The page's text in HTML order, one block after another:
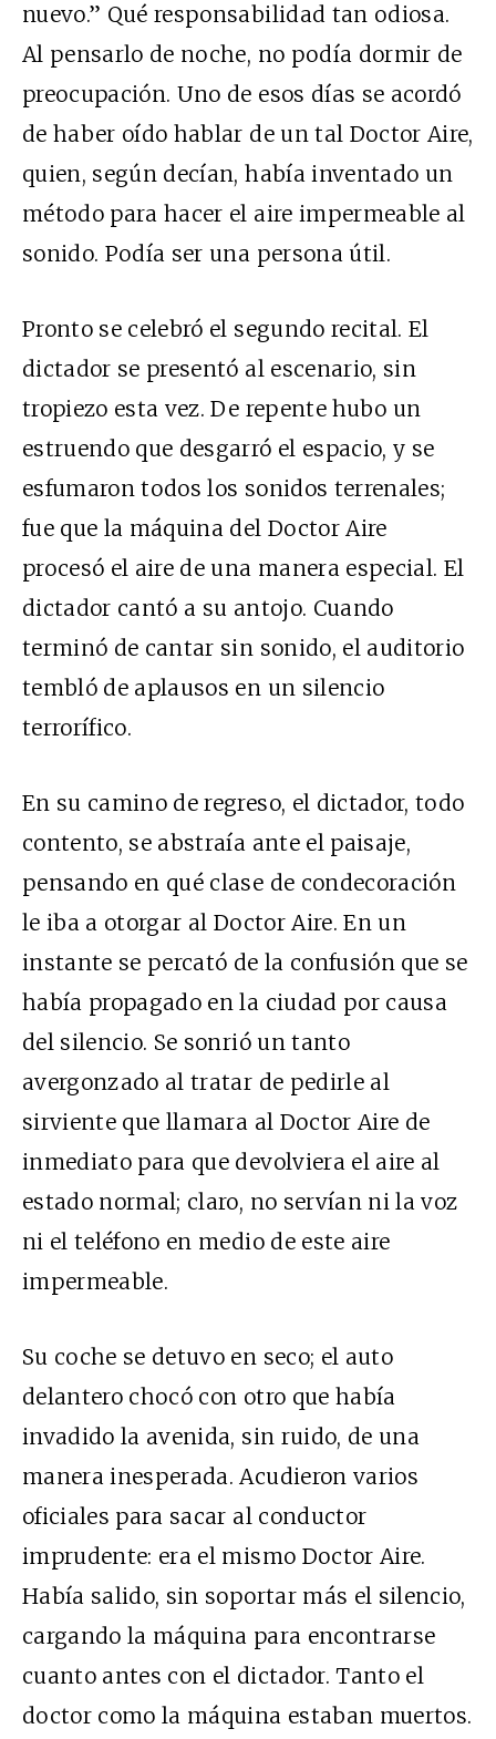
nuevo.” Qué responsabilidad tan odiosa.
Al pensarlo de noche, no podía dormir de
preocupación. Uno de esos días se acordó
de haber oído hablar de un tal Doctor Aire,
quien, según decían, había inventado un
método para hacer el aire impermeable al
sonido. Podía ser una persona útil.
Pronto se celebró el segundo recital. El
dictador se presentó al escenario, sin
tropiezo esta vez. De repente hubo un
estruendo que desgarró el espacio, y se
esfumaron todos los sonidos terrenales;
fue que la máquina del Doctor Aire
procesó el aire de una manera especial. El
dictador cantó a su antojo. Cuando
terminó de cantar sin sonido, el auditorio
tembló de aplausos en un silencio
terrorífico.
En su camino de regreso, el dictador, todo
contento, se abstraía ante el paisaje,
pensando en qué clase de condecoración
le iba a otorgar al Doctor Aire. En un
instante se percató de la confusión que se
había propagado en la ciudad por causa
del silencio. Se sonrió un tanto
avergonzado al tratar de pedirle al
sirviente que llamara al Doctor Aire de
inmediato para que devolviera el aire al
estado normal; claro, no servían ni la voz
ni el teléfono en medio de este aire
impermeable.
Su coche se detuvo en seco; el auto
delantero chocó con otro que había
invadido la avenida, sin ruido, de una
manera inesperada. Acudieron varios
oficiales para sacar al conductor
imprudente: era el mismo Doctor Aire.
Había salido, sin soportar más el silencio,
cargando la máquina para encontrarse
cuanto antes con el dictador. Tanto el
doctor como la máquina estaban muertos.